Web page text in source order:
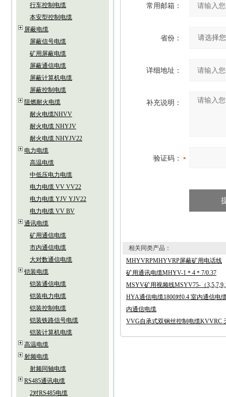
行车控制电缆
本安型控制电缆
屏蔽电缆
屏蔽信号电缆
矿用屏蔽电缆
屏蔽通信电缆
屏蔽计算机电缆
屏蔽控制电缆
阻燃耐火电缆
耐火电缆NHVV
耐火电缆 NHYJV
耐火电缆 NHYJV22
电力电缆
高温电缆
中低压电力电缆
电力电缆 VV VV22
电力电缆 YJV YJV22
电力电缆 VV BV
通讯电缆
矿用通信电缆
市内通信电缆
大对数通信电缆
铠装电缆
铠装通信电缆
铠装电力电缆
铠装控制电缆
铠装铁路信号电缆
铠装计算机电缆
高温电缆
射频电缆
射频同轴电缆
RS485通讯电缆
2对RS485电缆
常用邮箱：
省份：
详细地址：
补充说明：
验证码：
相关同类产品：
MHYVRPMHYVRP屏蔽矿用电话线
矿用通讯电缆MHYV-1＊4＊7/0.37
MSYV矿用视频线MSYV75-（
HYA通信电缆1800对0.4 室内通信电
内通信电缆
VVG自承式双钢丝控制电缆KVVRC